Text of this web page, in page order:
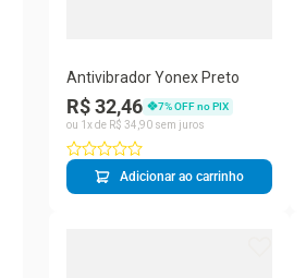
Antivibrador Yonex Preto
R$ 32,46 7% OFF no PIX
ou 1 x de R$ 34,90 sem juros
Adicionar ao carrinho